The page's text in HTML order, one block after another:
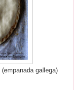
gallega)